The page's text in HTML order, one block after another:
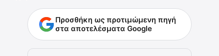
Προσθήκη ως προτιμώμενη πηγή
στα αποτελέσματα Google